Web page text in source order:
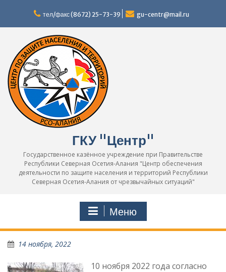
содержимому
тел/факс (8672) 25-73-39 gu-centr@mail.ru
ГКУ "Центр"
Государственное казённое учреждение при Правительстве
Республики Северная Осетия-Алания "Центр обеспечения
деятельности по защите населения и территорий Республики
Северная Осетия-Алания от чрезвычайных ситуаций"
Меню
Новости
14 ноября, 2022
10 ноября 2022 года согласно